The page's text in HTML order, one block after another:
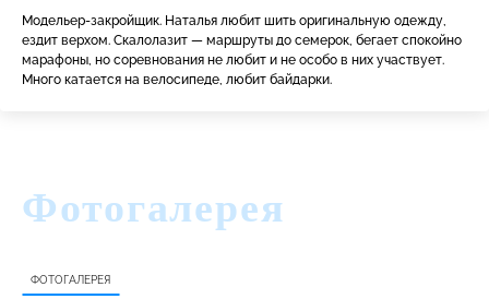
Модельер-закройщик. Наталья любит шить оригинальную одежду,
ездит верхом. Скалолазит — маршруты до семерок, бегает спокойно
марафоны, но соревнования не любит и не особо в них участвует.
Много катается на велосипеде, любит байдарки.
Фотогалерея
ФОТОГАЛЕРЕЯ